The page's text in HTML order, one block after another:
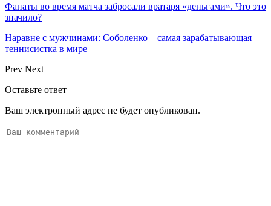
Фанаты во время матча забросали вратаря «деньгами». Что это
значило?
Наравне с мужчинами: Соболенко – самая зарабатывающая
теннисистка в мире
Prev Next
Оставьте ответ
Ваш электронный адрес не будет опубликован.